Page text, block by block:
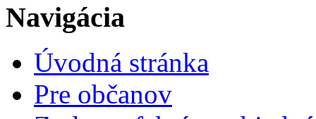
Navigácia
Úvodná stránka
Pre občanov